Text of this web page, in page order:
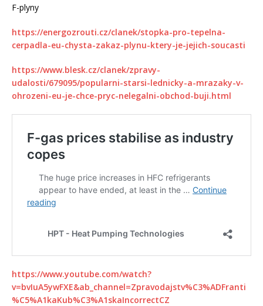
F-plyny
https://energozrouti.cz/clanek/stopka-pro-tepelna-
cerpadla-eu-chysta-zakaz-plynu-ktery-je-jejich-soucasti
https://www.blesk.cz/clanek/zpravy-
udalosti/679095/popularni-starsi-lednicky-a-mrazaky-v-
ohrozeni-eu-je-chce-pryc-nelegalni-obchod-buji.html
https://www.youtube.com/watch?
v=bvIuA5ywFXE&ab_channel=Zpravodajstv%C3%ADFranti
%C5%A1kaKub%C3%A1skaIncorrectCZ